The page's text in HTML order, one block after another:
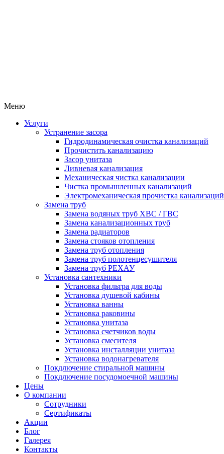
Меню
Услуги
Устранение засора
Гидродинамическая очистка канализаций
Прочистить канализацию
Засор унитаза
Ливневая канализация
Механическая чистка канализации
Чистка промышленных канализаций
Электромеханическая прочистка канализаций
Замена труб
Замена водяных труб ХВС / ГВС
Замена канализационных труб
Замена радиаторов
Замена стояков отопления
Замена труб отопления
Замена труб полотенцесушителя
Замена труб РЕХАУ
Установка сантехники
Установка фильтра для воды
Установка душевой кабины
Установка ванны
Установка раковины
Установка унитаза
Установка счетчиков воды
Установка смесителя
Установка инсталляции унитаза
Установка водонагревателя
Покдлючение стиральной машины
Покдлючение посудомоечной машины
Цены
О компании
Сотрудники
Сертификаты
Акции
Блог
Галерея
Контакты